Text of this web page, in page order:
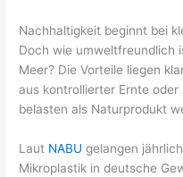
Nachhaltigkeit beginnt bei
Doch wie umweltfreundlich
Meer? Die Vorteile liegen
aus kontrollierter Ernte
belasten als Naturprodukt
Laut NABU gelangen
Mikroplastik in deutsche